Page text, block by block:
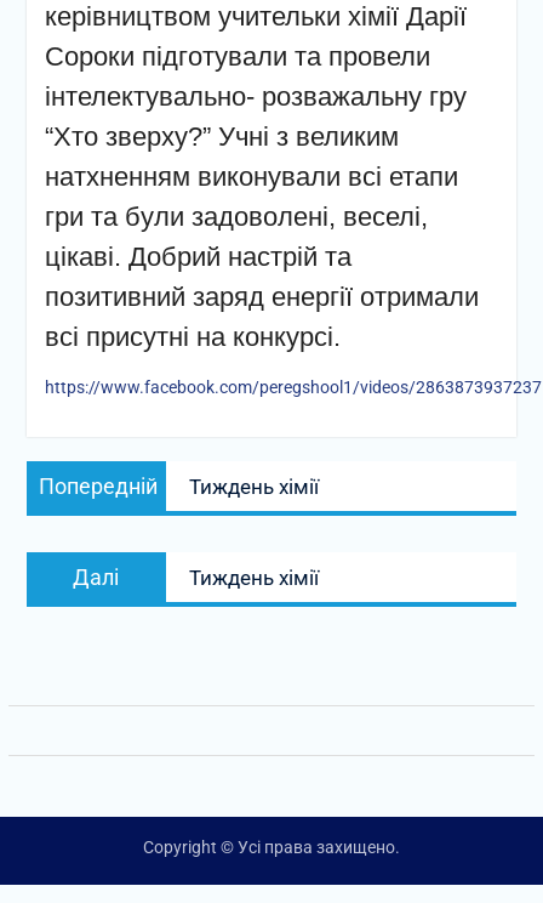
керівництвом учительки хімії Дарії
Сороки підготували та провели
інтелектувально- розважальну гру
“Хто зверху?” Учні з великим
натхненням виконували всі етапи
гри та були задоволені, веселі,
цікаві. Добрий настрій та
позитивний заряд енергії отримали
всі присутні на конкурсі.
https://www.facebook.com/peregshool1/videos/
Навігація
записів
Попередній
запис:
Тиждень хімії
Далі
запис:
Тиждень хімії
Copyright © Усі права захищено.